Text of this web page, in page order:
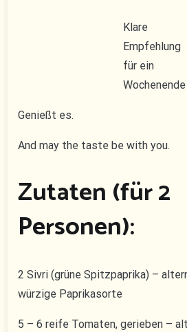
Klare
Empfehlung
für ein
Wochenende
Genießt es.
And may the taste be with you.
Zutaten (für 2
Personen):
2 Sivri (grüne Spitzpaprika) –
würzige Paprikasorte
5 – 6 reife Tomaten, gerieben –